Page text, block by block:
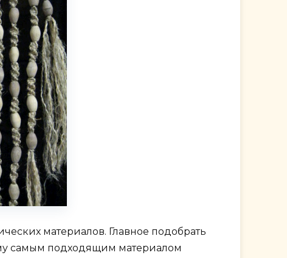
материалов. Главное подобрать
самым подходящим материалом